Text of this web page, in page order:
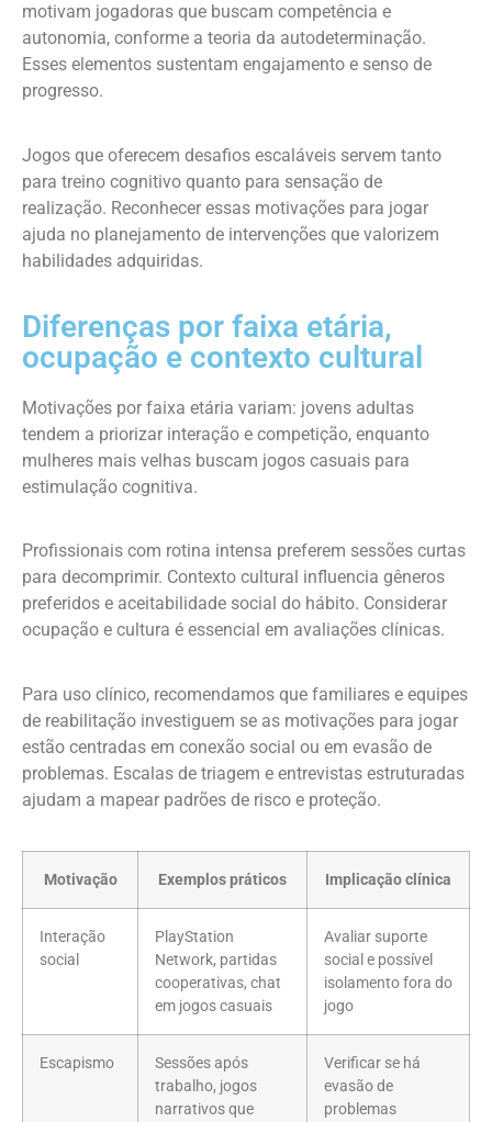
motivam jogadoras que buscam competência e
autonomia, conforme a teoria da autodeterminação.
Esses elementos sustentam engajamento e senso de
progresso.
Jogos que oferecem desafios escaláveis servem tanto
para treino cognitivo quanto para sensação de
realização. Reconhecer essas motivações para jogar
ajuda no planejamento de intervenções que valorizem
habilidades adquiridas.
Diferenças por faixa etária,
ocupação e contexto cultural
Motivações por faixa etária variam: jovens adultas
tendem a priorizar interação e competição, enquanto
mulheres mais velhas buscam jogos casuais para
estimulação cognitiva.
Profissionais com rotina intensa preferem sessões curtas
para decomprimir. Contexto cultural influencia gêneros
preferidos e aceitabilidade social do hábito. Considerar
ocupação e cultura é essencial em avaliações clínicas.
Para uso clínico, recomendamos que familiares e equipes
de reabilitação investiguem se as motivações para jogar
estão centradas em conexão social ou em evasão de
problemas. Escalas de triagem e entrevistas estruturadas
ajudam a mapear padrões de risco e proteção.
Motivação Exemplos práticos Implicação clínica
Interação
social
PlayStation
Network, partidas
cooperativas, chat
em jogos casuais
Avaliar suporte
social e possível
isolamento fora do
jogo
Escapismo
Sessões após
trabalho, jogos
narrativos que
Verificar se há
evasão de
problemas